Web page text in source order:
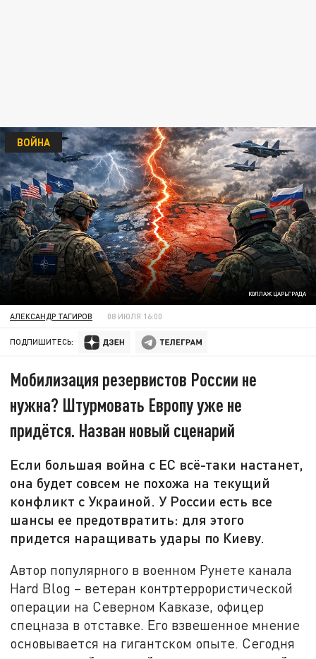
КОЛЛАЖ ЦАРЬГРАДА
ВОЙНА
АЛЕКСАНДР ТАГИРОВ 08 ИЮЛЯ 16:00
ПОДПИШИТЕСЬ:
Мобилизация резервистов России не
нужна? Штурмовать Европу уже не
придётся. Назван новый сценарий
Если большая война с ЕС всё-таки настанет,
она будет совсем не похожа на текущий
конфликт с Украиной. У России есть все
шансы ее предотвратить: для этого
придется наращивать удары по Киеву.
Автор популярного в военном Рунете канала
Hard Blog – ветеран контртеррористической
операции на Северном Кавказе, офицер
спецназа в отставке. Его взвешенное мнение
основывается на гигантском опыте. Сегодня